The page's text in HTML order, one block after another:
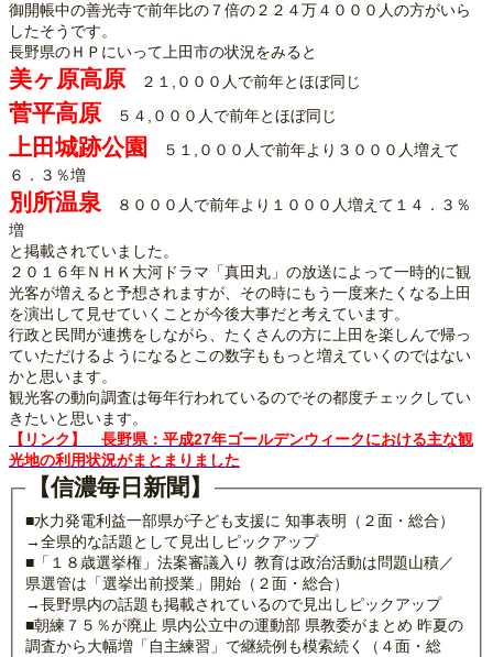
御開帳中の善光寺で前年比の７倍の２２４万４０００人の方がいら
したそうです。
長野県のＨＰにいって上田市の状況をみると
美ヶ原高原 ２１,０００人で前年とほぼ同じ
菅平高原 ５４,０００人で前年とほぼ同じ
上田城跡公園
５１,０００人で前年より３０００人増えて
６．３％増
別所温泉８０００人で前年より１０００人増えて１４．３％
増
と掲載されていました。
２０１６年ＮＨＫ大河ドラマ「真田丸」の放送によって一時的に観
光客が増えると予想されますが、その時にもう一度来たくなる上田
を演出して見せていくことが今後大事だと考えています。
行政と民間が連携をしながら、たくさんの方に上田を楽しんで帰っ
ていただけるようになるとこの数字ももっと増えていくのではない
かと思います。
観光客の動向調査は毎年行われているのでその都度チェックしてい
きたいと思います。
【リンク】 長野県：平成27年ゴールデンウィークにおける主な観
光地の利用状況がまとまりました
【信濃毎日新聞】
■水力発電利益一部県が子ども支援に 知事表明（２面・総合）
→全県的な話題として見出しピックアップ
■「１８歳選挙権」法案審議入り 教育は政治活動は問題山積／
県選管は「選挙出前授業」開始（２面・総合）
→長野県内の話題も掲載されているので見出しピックアップ
■朝練７５％が廃止 県内公立中の運動部 県教委がまとめ 昨夏の
調査から大幅増「自主練習」で継続例も模索続く（４面・総